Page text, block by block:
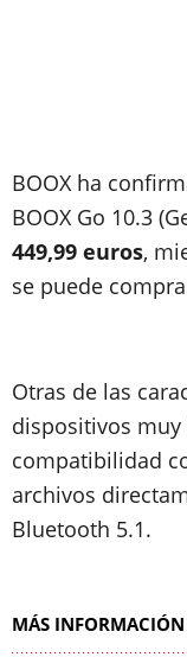
BOOX ha
BOOX Go 10.3
449,99 euros,
se puede
Otras de las
dispositivos
compatibilidad
archivos
Bluetooth 5.1.
MÁS INFORMACIÓN